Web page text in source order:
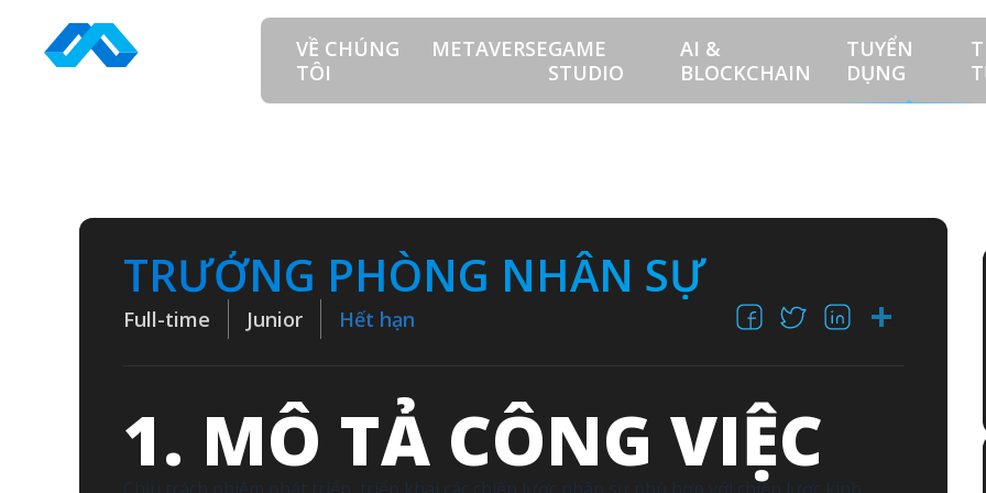
content
VỀ CHÚNG
TÔI
METAVERSEGAME
STUDIO
AI &
BLOCKCHAIN
TUYỂN
DỤNG
TRƯỞNG PHÒNG NHÂN SỰ
Full-time Junior Hết hạn Facebook
X LinkedIn
1. MÔ TẢ CÔNG VIỆC